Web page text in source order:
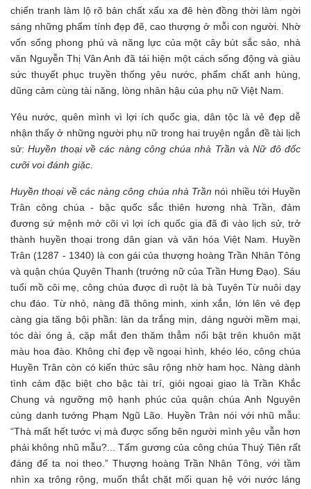
chiến tranh làm lộ rõ bản chất xấu xa đê hèn đồng thời làm ngời
sáng những phẩm tính đẹp đẽ, cao thượng ở mỗi con người. Nhờ
vốn sống phong phú và năng lực của một cây bút sắc sảo, nhà
văn Nguyễn Thị Vân Anh đã tái hiện một cách sống động và giàu
sức thuyết phục truyền thống yêu nước, phẩm chất anh hùng,
dũng cảm cùng tài năng, lòng nhân hậu của phụ nữ Việt Nam.
Yêu nước, quên mình vì lợi ích quốc gia, dân tộc là vẻ đẹp dễ
nhận thấy ở những người phụ nữ trong hai truyện ngắn đề tài lịch
sử: Huyền thoại về các nàng công chúa nhà TrầnvàNữ đô đốc
cưỡi voi đánh giặc.
Huyền thoại về các nàng công chúa nhà Trần nói nhiều tới Huyền
Trân công chúa - bậc quốc sắc thiên hương nhà Trần, đảm
đương sứ mệnh mở cõi vì lợi ích quốc gia đã đi vào lịch sử, trở
thành huyền thoại trong dân gian và văn hóa Việt Nam. Huyền
Trân (1287 - 1340) là con gái của thượng hoàng Trần Nhân Tông
và quận chúa Quyên Thanh (trưởng nữ của Trần Hưng Đạo). Sáu
tuổi mồ côi mẹ, công chúa được dì ruột là bà Tuyên Từ nuôi dạy
chu đáo. Từ nhỏ, nàng đã thông minh, xinh xắn, lớn lên vẻ đẹp
càng gia tăng bội phần: làn da trắng mịn, dáng người mềm mại,
tóc dài óng ả, cặp mắt đen thăm thẳm nổi bật trên khuôn mặt
màu hoa đào. Không chỉ đẹp về ngoại hình, khéo léo, công chúa
Huyền Trân còn có kiến thức sâu rộng nhờ ham học. Nàng dành
tình cảm đặc biệt cho bậc tài trí, giỏi ngoại giao là Trần Khắc
Chung và ngưỡng mộ hạnh phúc của quận chúa Anh Nguyên
cùng danh tướng Phạm Ngũ Lão. Huyền Trân nói với nhũ mẫu:
“Thà mất hết tước vị mà được sống bên người mình yêu vẫn hơn
phải không nhũ mẫu?... Tấm gương của công chúa Thuỷ Tiên rất
đáng để ta noi theo.” Thượng hoàng Trần Nhân Tông, với tầm
nhìn xa trông rộng, muốn thắt chặt mối quan hệ với nước láng